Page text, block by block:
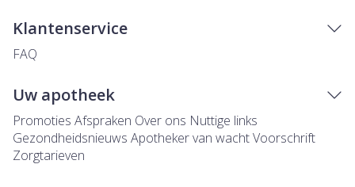
Klantenservice
FAQ
Uw apotheek
Promoties Afspraken Over ons Nuttige links
Gezondheidsnieuws Apotheker van wachtVoorschrift
Zorgtarieven